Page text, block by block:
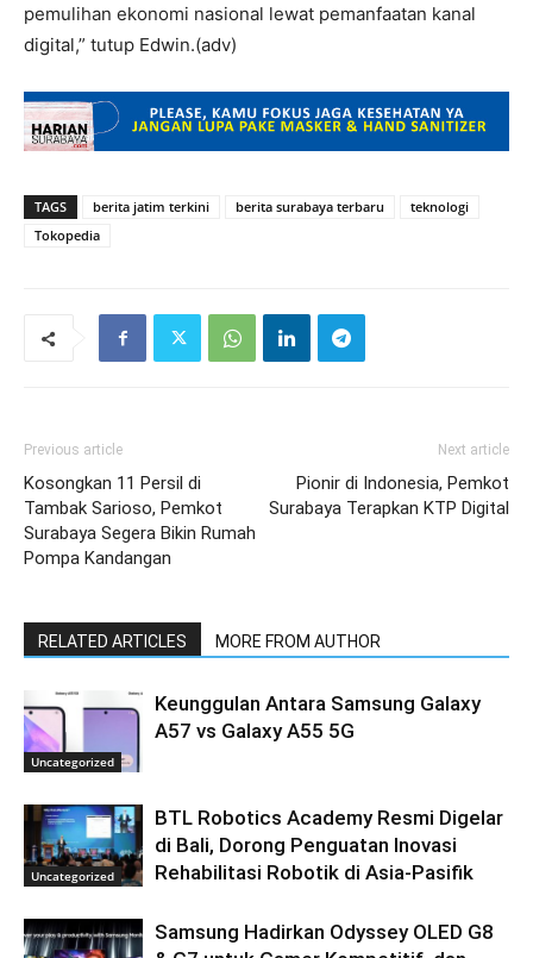
pemulihan ekonomi nasional lewat pemanfaatan kanal
digital,” tutup Edwin.(adv)
TAGS berita jatim terkini berita surabaya terbaru
teknologi
Tokopedia
Previous article
Kosongkan 11 Persil di
Tambak Sarioso, Pemkot
Surabaya Segera Bikin Rumah
Pompa Kandangan
Next article
Pionir di Indonesia, Pemkot
Surabaya Terapkan KTP Digital
RELATED ARTICLES MORE FROM AUTHOR
Uncategorized
Keunggulan Antara Samsung Galaxy
A57 vs Galaxy A55 5G
Uncategorized
BTL Robotics Academy Resmi Digelar
di Bali, Dorong Penguatan Inovasi
Rehabilitasi Robotik di Asia-Pasifik
Samsung Hadirkan Odyssey OLED G8